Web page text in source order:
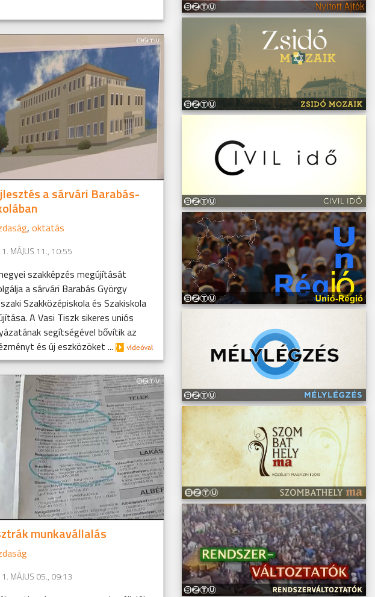
a sárvári Barabás-
, oktatás
MÁJUS 11., 10:55
szakképzés megújítását
a sárvári Barabás György
Szakközépiskola és Szakiskola
A Vasi Tiszk sikeres uniós
segítségével bővítik az
és új eszközöket ...
munkavállalás
MÁJUS 05., 09:13